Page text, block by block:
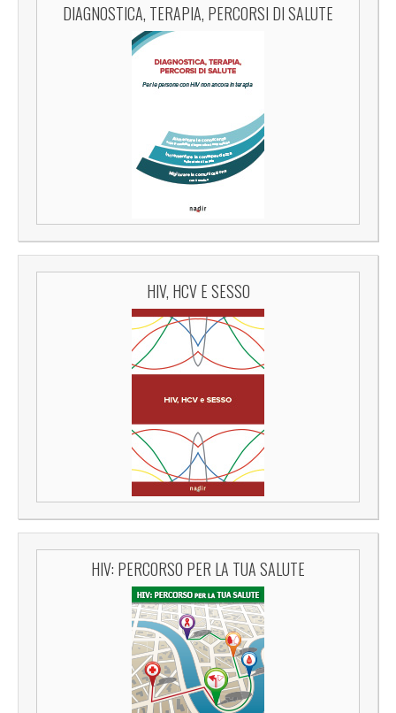
DIAGNOSTICA, TERAPIA, PERCORSI DI SALUTE
HIV, HCV E SESSO
HIV: PERCORSO PER LA TUA SALUTE